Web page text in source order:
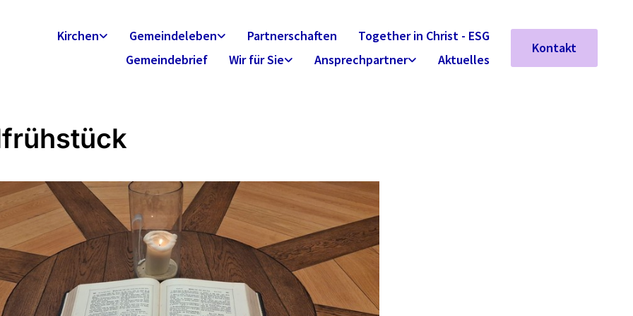
Kirchen Gemeindeleben Partnerschaften
Together in Christ - ESG
Gemeindebrief
Wir für Sie Ansprechpartner Aktuelles
Kontakt